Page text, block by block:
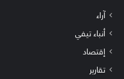
آراء
أنباء تيفي
إقتصاد
تقارير